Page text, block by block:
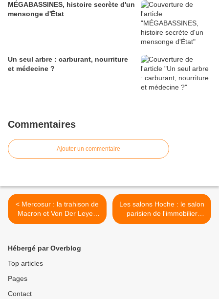
MÉGABASSINES, histoire secrète d'un
mensonge d'État
Un seul arbre : carburant, nourriture
et médecine ?
Commentaires
Ajouter un commentaire
< Mercosur : la trahison de
Macron et Von Der Leyen
contre les agriculteurs !
Les salons Hoche : le salon
parisien de l'immobilier
israélien >
Hébergé par Overblog
Top articles
Pages
Contact